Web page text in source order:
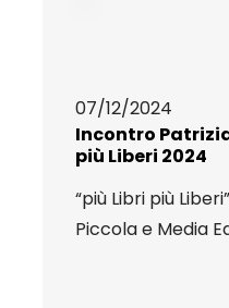
07/12/2024
Incontro
più Liberi 2024
“più Libri più
Piccola e Media